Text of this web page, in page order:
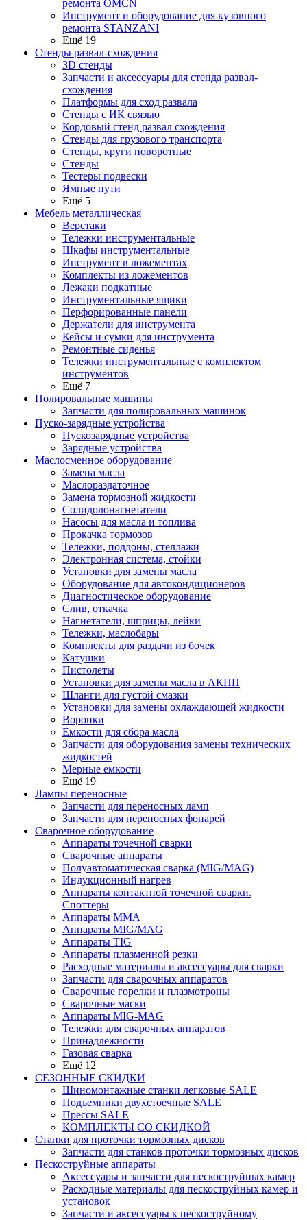
ремонта OMCN
Инструмент и оборудование для кузовного
ремонта STANZANI
Ещё 19
Стенды развал-схождения
3D стенды
Запчасти и аксессуары для стенда развал-
схождения
Платформы для сход развала
Стенды с ИК связью
Кордовый стенд развал схождения
Стенды для грузового транспорта
Стенды, круги поворотные
Стенды
Тестеры подвески
Ямные пути
Ещё 5
Мебель металлическая
Верстаки
Тележки инструментальные
Шкафы инструментальные
Инструмент в ложементах
Комплекты из ложементов
Лежаки подкатные
Инструментальные ящики
Перфорированные панели
Держатели для инструмента
Кейсы и сумки для инструмента
Ремонтные сиденья
Тележки инструментальные с комплектом
инструментов
Ещё 7
Полировальные машины
Запчасти для полировальных машинок
Пуско-зарядные устройства
Пускозарядные устройства
Зарядные устройства
Маслосменное оборудование
Замена масла
Маслораздаточное
Замена тормозной жидкости
Солидолонагнетатели
Насосы для масла и топлива
Прокачка тормозов
Тележки, поддоны, стеллажи
Электронная система, стойки
Установки для замены масла
Оборудование для автокондиционеров
Диагностическое оборудование
Слив, откачка
Нагнетатели, шприцы, лейки
Тележки, маслобары
Комплекты для раздачи из бочек
Катушки
Пистолеты
Установки для замены масла в АКПП
Шланги для густой смазки
Установки для замены охлаждающей жидкости
Воронки
Емкости для сбора масла
Запчасти для оборудования замены технических
жидкостей
Мерные емкости
Ещё 19
Лампы переносные
Запчасти для переносных ламп
Запчасти для переносных фонарей
Сварочное оборудование
Аппараты точечной сварки
Сварочные аппараты
Полуавтоматическая сварка (MIG/MAG)
Индукционный нагрев
Аппараты контактной точечной сварки.
Споттеры
Аппараты MMA
Аппараты MIG/MAG
Аппараты TIG
Аппараты плазменной резки
Расходные материалы и аксессуары для сварки
Запчасти для сварочных аппаратов
Сварочные горелки и плазмотроны
Сварочные маски
Аппараты MIG-MAG
Тележки для сварочных аппаратов
Принадлежности
Газовая сварка
Ещё 12
СЕЗОННЫЕ СКИДКИ
Шиномонтажные станки легковые SALE
Подъемники двухстоечные SALE
Прессы SALE
КОМПЛЕКТЫ СО СКИДКОЙ
Станки для проточки тормозных дисков
Запчасти для станков проточки тормозных дисков
Пескоструйные аппараты
Аксессуары и запчасти для пескоструйных камер
Расходные материалы для пескоструйных камер и
установок
Запчасти и аксессуары к пескоструйному